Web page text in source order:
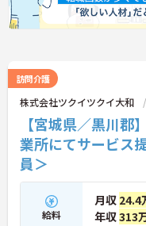
訪問介護
株式会社ツクイツクイ大和
【宮城県／黒川
業所にてサービス
員＞
給料
月収 24.4
年収313